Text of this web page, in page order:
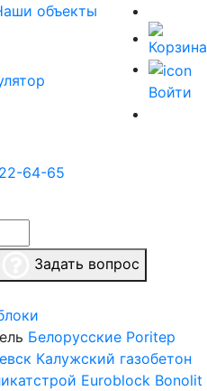
объекты
Войти
64-65
Задать вопрос
Белорусские Poritep
Калужский газобетон
Euroblock Bonolit